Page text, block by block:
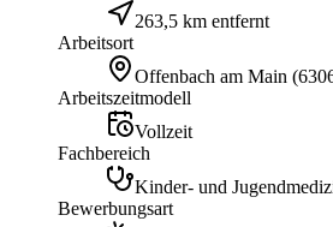
263,5 km entfernt
Arbeitsort
Offenbach am Main (
Arbeitszeitmodell
Vollzeit
Fachbereich
Kinder- und
Bewerbungsart